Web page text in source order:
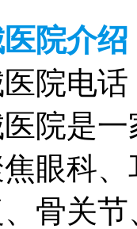
院介绍
院电话
院是
眼科
、骨关